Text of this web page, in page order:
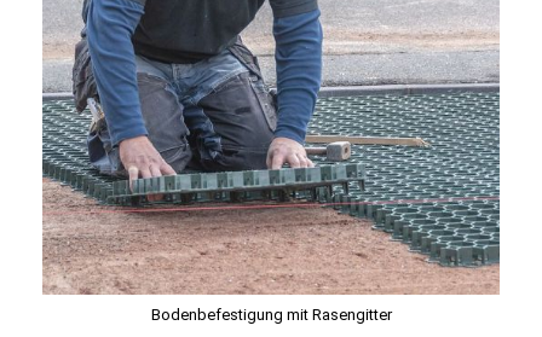
Bodenbefestigung mit Rasengitter